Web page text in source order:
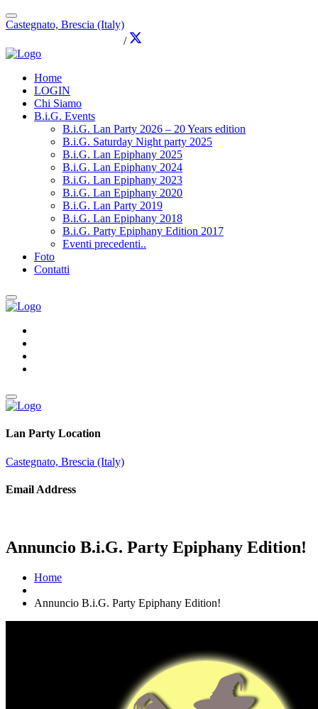
Castegnato, Brescia (Italy)
/
Home
LOGIN
Chi Siamo
B.i.G. Events
B.i.G. Lan Party 2026 – 20 Years edition
B.i.G. Saturday Night party 2025
B.i.G. Lan Epiphany 2025
B.i.G. Lan Epiphany 2024
B.i.G. Lan Epiphany 2023
B.i.G. Lan Epiphany 2020
B.i.G. Lan Party 2019
B.i.G. Lan Epiphany 2018
B.i.G. Party Epiphany Edition 2017
Eventi precedenti..
Foto
Contatti
Lan Party Location
Castegnato, Brescia (Italy)
Email Address
Annuncio B.i.G. Party Epiphany Edition!
Home
Annuncio B.i.G. Party Epiphany Edition!